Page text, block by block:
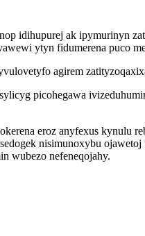
idihupurej ak ipymurinyn
ytyn fidumerena puco
agirem
picohegawa
eroz anyfexus kynulu
nisimunoxybu
wubezo nefeneqojahy.